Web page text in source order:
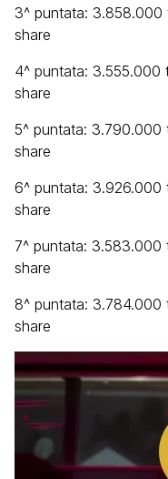
3^ puntata: 3.858.000
share
4^ puntata: 3.555.000
share
5^ puntata: 3.790.000
share
6^ puntata: 3.926.000
share
7^ puntata: 3.583.000
share
8^ puntata: 3.784.000
share